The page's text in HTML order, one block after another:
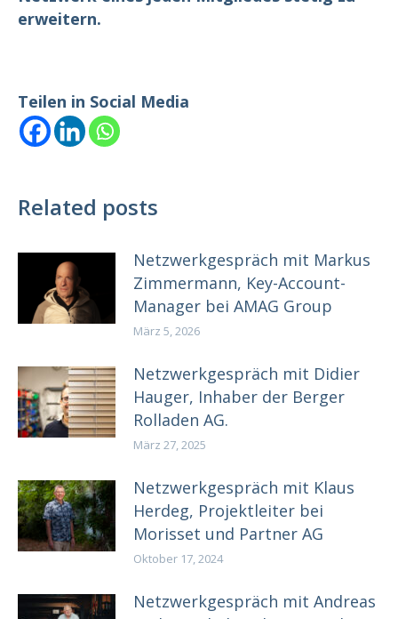
erweitern.
Teilen in Social Media
Related posts
Netzwerkgespräch mit Markus
Zimmermann, Key-Account-
Manager bei AMAG Group
März 5, 2026
Netzwerkgespräch mit Didier
Hauger, Inhaber der Berger
Rolladen AG.
März 27, 2025
Netzwerkgespräch mit Klaus
Herdeg, Projektleiter bei
Morisset und Partner AG
Oktober 17, 2024
Netzwerkgespräch mit Andreas